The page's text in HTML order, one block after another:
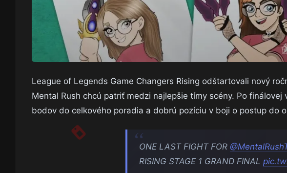
League of Legends Game Changers Rising odštartovali nový
Mental Rush chcú patriť medzi najlepšie tímy scény. Po
bodov do celkového poradia a dobrú pozíciu v boji o postup do
ONE LAST FIGHT FOR
RISING STAGE 1 GRAND FINAL